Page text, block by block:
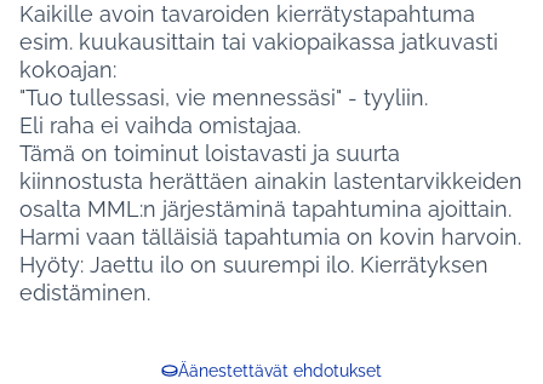
Kaikille avoin tavaroiden kierrätystapahtuma
esim. kuukausittain tai vakiopaikassa jatkuvasti
kokoajan:
"Tuo tullessasi, vie mennessäsi" - tyyliin.
Eli raha ei vaihda omistajaa.
Tämä on toiminut loistavasti ja suurta
kiinnostusta herättäen ainakin lastentarvikkeiden
osalta MML:n järjestäminä tapahtumina ajoittain.
Harmi vaan tälläisiä tapahtumia on kovin harvoin.
Hyöty: Jaettu ilo on suurempi ilo. Kierrätyksen
edistäminen.
Äänestettävät ehdotukset